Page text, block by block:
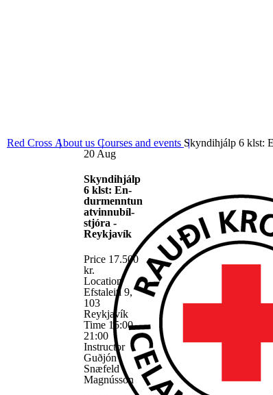
Red Cross About us Courses and events Skyndihjálp 6 klst:
20 Aug
Skyndihjálp
6 klst: En­
dur­men­ntun
atvin­nubíl­
stjóra -
Reykjavík
Price 17.500
kr.
Location
Efstaleiti 9,
103
Reykjavík
Time 15:00 -
21:00
Instructor
Guðjón
Snæfeld
Magnússon